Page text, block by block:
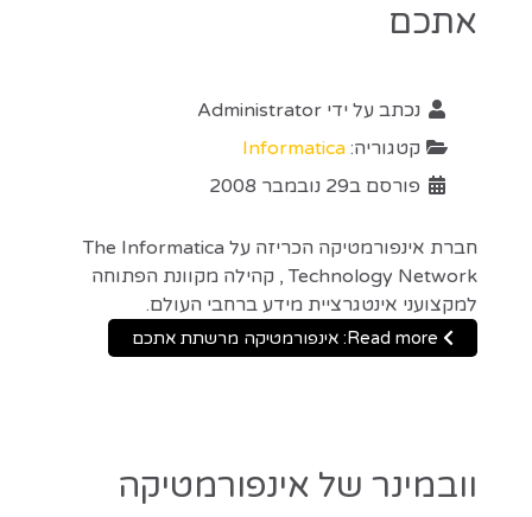
אתכם
נכתב על ידי Administrator
קטגוריה: Informatica
פורסם ב29 נובמבר 2008
חברת אינפורמטיקה הכריזה על The Informatica
Technology Network , קהילה מקוונת הפתוחה
למקצועני אינטגרציית מידע ברחבי העולם.
וובמינר של אינפורמטיקה